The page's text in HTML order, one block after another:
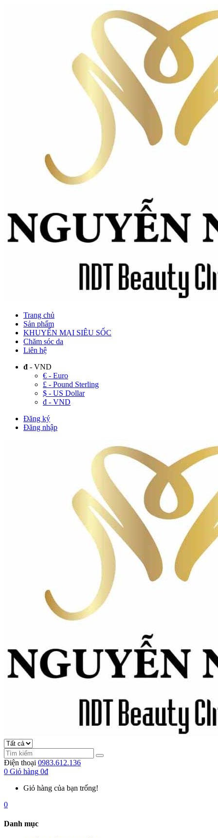
Trang chủ
Sản phẩm
KHUYẾN MẠI SIÊU SỐC
Chăm sóc da
Liên hệ
đ - VND
€ - Euro
£ - Pound Sterling
$ - US Dollar
đ - VND
Đăng ký
Đăng nhập
Điện thoại 0983.612.136
0 Giỏ hàng 0đ
Giỏ hàng của bạn trống!
0
Danh mục